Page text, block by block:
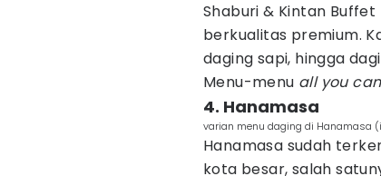
Shaburi & Kintan
berkualitas premium.
daging sapi, hingga
Menu-menu all you
4. Hanamasa
varian menu daging di Hanamasa
Hanamasa sudah
kota besar, salah